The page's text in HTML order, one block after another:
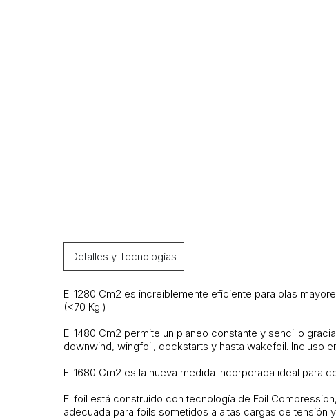
Detalles y Tecnologías
El 1280 Cm2 es increíblemente eficiente para olas
(<70 Kg.)
El 1480 Cm2 permite un planeo constante y sencillo
downwind, wingfoil, dockstarts y hasta wakefoil. Incluso
El 1680 Cm2 es la nueva medida incorporada ideal para
El foil está construido con tecnología de Foil
adecuada para foils sometidos a altas cargas de tensión